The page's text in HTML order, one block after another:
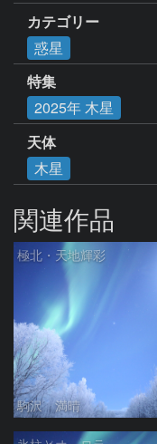
カテゴリー
惑星
特集
2025年 木星
天体
木星
関連作品
極北・天地輝彩
駒沢 満晴